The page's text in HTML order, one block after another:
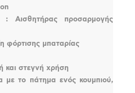
: Αισθητήρας προσαρμογής
φόρτισης μπαταρίας
και στεγνή χρήση
με το πάτημα ενός κουμπιού,